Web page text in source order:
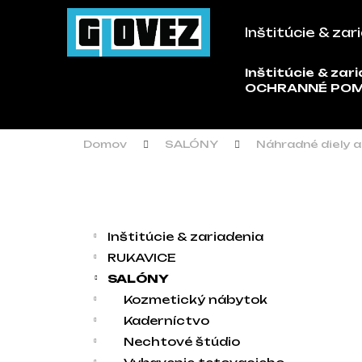
Prejsť na obsah
Inštitúcie &
Inštitúcie &
OCHRANNÉ
Domov SALÓNY Náhradné diely
Inštitúcie & zariadenia
RUKAVICE
SALÓNY
Kozmetický nábytok
Kaderníctvo
Nechtové štúdio
Späť
Späť